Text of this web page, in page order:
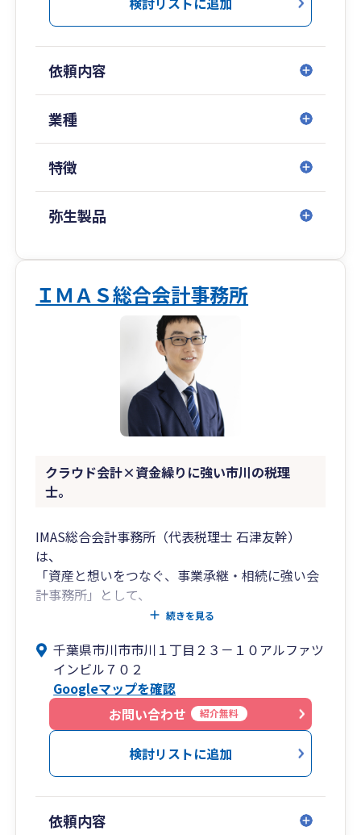
依頼内容
業種
特徴
弥生製品
ＩＭＡＳ総合会計事務所
クラウド会計×資金繰りに強い市川の税理
士。
IMAS総合会計事務所（代表税理士 石津友幹）
は、
「資産と想いをつなぐ、事業承継・相続に強い会
計事務所」として、
中小企業オーナー様や資産家の“経営と家族を守
会社の未来を見据えた株式承継・後継者育成・相
続税対策を中心に、
財務・税務・法務を一体化した総合プランニング
を提供。
経営者様の想いを次世代へ確実に引き継ぐための
最適な解決策をご提案いたします。
言・生前贈与まで、
続きを見る
千葉県市川市市川１丁目２３－１０アルファツ
インビル７０２
Googleマップを確認
お問い合わせ
紹介無料
検討リストに追加
依頼内容